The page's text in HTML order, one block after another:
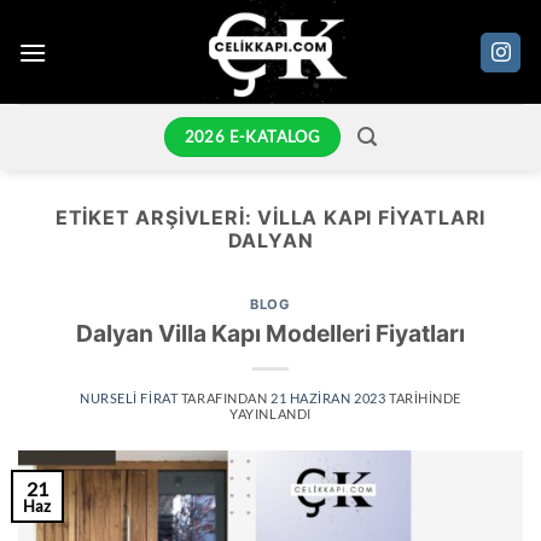
atla
2026 E-KATALOG
ETIKET ARŞIVLERI:VILLA KAPI FIYATLARI
DALYAN
BLOG
Dalyan Villa Kapı Modelleri Fiyatları
NURSELI FIRATTARAFINDAN 21 HAZIRAN 2023 TARIHINDE
YAYINLANDI
21
Haz